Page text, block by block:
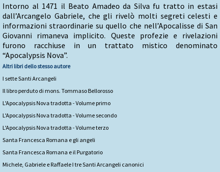
Intorno al 1471 il Beato Amadeo da Silva fu tratto in estasi
dall’Arcangelo Gabriele, che gli rivelò molti segreti celesti e
informazioni straordinarie su quello che nell’Apocalisse di San
Giovanni rimaneva implicito. Queste profezie e rivelazioni
furono racchiuse in un trattato mistico denominato
“Apocalypsis Nova”.
Altri libri dello stesso autore
I sette Santi Arcangeli
Il libro perduto di mons. Tommaso Bellorosso
L'Apocalypsis Nova tradotta - Volume primo
L'Apocalypsis Nova tradotta - Volume secondo
L'Apocalypsis Nova tradotta - Volume terzo
Santa Francesca Romana e gli angeli
Santa Francesca Romana e il Purgatorio
Michele, Gabriele e Raffaele I tre Santi Arcangeli canonici